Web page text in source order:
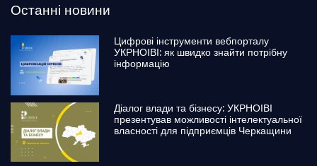
Останні новини
Цифрові інструменти вебпорталу
УКРНОІВІ: як швидко знайти потрібну
інформацію
Діалог влади та бізнесу: УКРНОІВІ
презентував можливості інтелектуальної
власності для підприємців Черкащини